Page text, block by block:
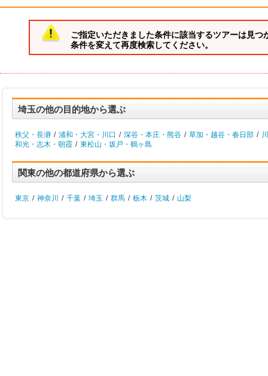
ご指定いただきました条件に該当するツアーは見つ
条件を変えて再度検索してください。
埼玉の他の目的地から選ぶ
秩父・長瀞 / 浦和・大宮・川口 / 深谷・本庄・熊谷 / 草加・越谷・春日部 /
和光・志木・朝霞 / 東松山・坂戸・鶴ヶ島
関東の他の都道府県から選ぶ
東京 / 神奈川 / 千葉 / 埼玉 / 群馬 / 栃木 / 茨城 / 山梨